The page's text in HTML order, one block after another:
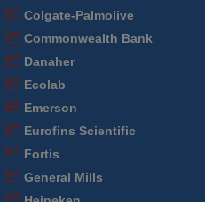
Colgate-Palmolive
Commonwealth Bank
Danaher
Ecolab
Emerson
Eurofins Scientific
Fortis
General Mills